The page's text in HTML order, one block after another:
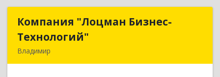
Компания "Лоцман Бизнес-
Технологий"
Владимир
Компания "Лоцман Бизнес-